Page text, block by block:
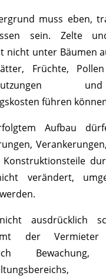
muss eben,
sein. Zelte
nicht unter Bäumen
Früchte,
führen
Aufbau
Konstruktionsteile
verändert,
ausdrücklich
der Vermieter